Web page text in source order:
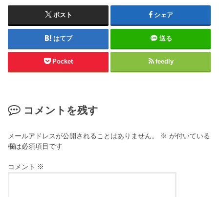
ポスト シェア
はてブ 送る
Pocket feedly
コメントを残す
メールアドレスが公開されることはありません。 ※ が付いている
欄は必須項目です
コメント ※